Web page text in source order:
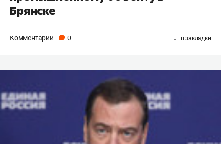
Брянске
Комментарии 0